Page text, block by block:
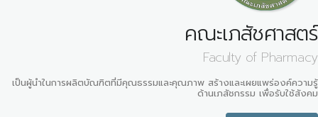
คณะเภสัชศาสตร์
Faculty of Pharmacy
เป็นผู้นำในการผลิตบัณฑิตที่มีคุณธรรมและคุณภาพ สร้างและเผยแพร่องค์ความรู้
ด้านเภสัชกรรม เพื่อรับใช้สังคม